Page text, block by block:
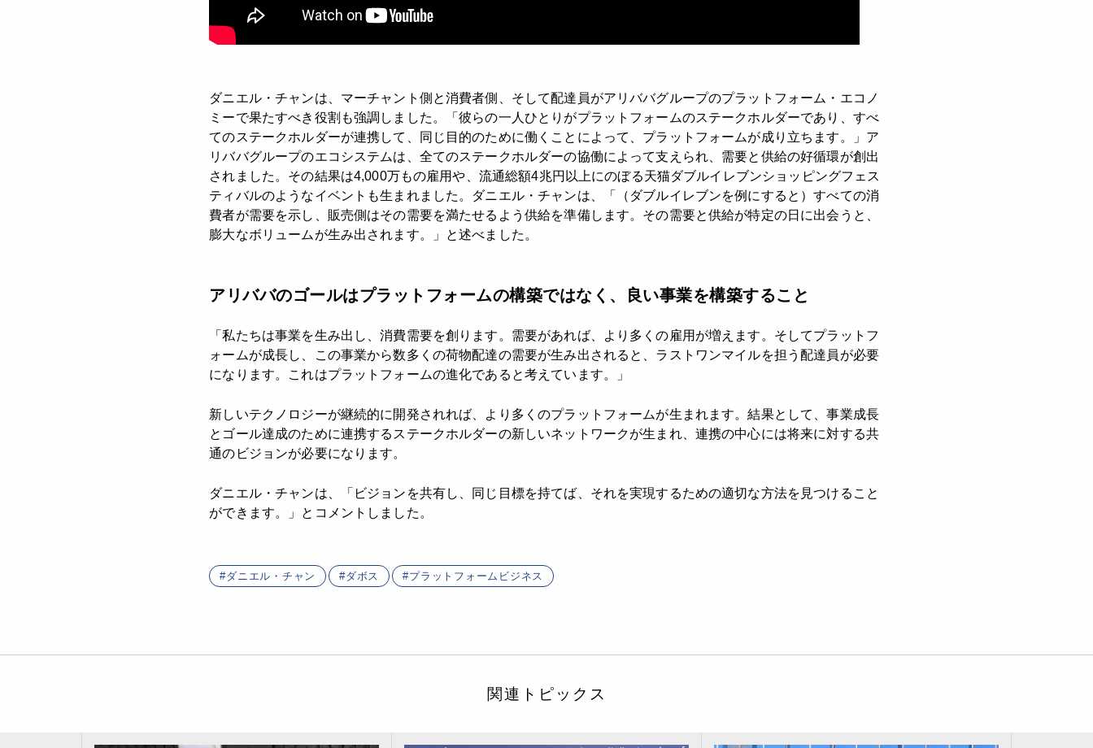
ダニエル・チャンは、マーチャント側と消費者側、そして配達員がアリババグループのプラットフォーム・エコノ
ミーで果たすべき役割も強調しました。「彼らの一人ひとりがプラットフォームのステークホルダーであり、すべ
てのステークホルダーが連携して、同じ目的のために働くことによって、プラットフォームが成り立ちます。」ア
リババグループのエコシステムは、全てのステークホルダーの協働によって支えられ、需要と供給の好循環が創出
されました。その結果は4,000万もの雇用や、流通総額4兆円以上にのぼる天猫ダブルイレブンショッピングフェス
ティバルのようなイベントも生まれました。ダニエル・チャンは、「（ダブルイレブンを例にすると）すべての消
費者が需要を示し、販売側はその需要を満たせるよう供給を準備します。その需要と供給が特定の日に出会うと、
膨大なボリュームが生み出されます。」と述べました。
アリババのゴールはプラットフォームの構築ではなく、良い事業を構築すること
「私たちは事業を生み出し、消費需要を創ります。需要があれば、より多くの雇用が増えます。そしてプラットフ
ォームが成長し、この事業から数多くの荷物配達の需要が生み出されると、ラストワンマイルを担う配達員が必要
になります。これはプラットフォームの進化であると考えています。」
新しいテクノロジーが継続的に開発されれば、より多くのプラットフォームが生まれます。結果として、事業成長
とゴール達成のために連携するステークホルダーの新しいネットワークが生まれ、連携の中心には将来に対する共
通のビジョンが必要になります。
ダニエル・チャンは、「ビジョンを共有し、同じ目標を持てば、それを実現するための適切な方法を見つけること
ができます。」とコメントしました。
ダニエル・チャン ダボス プラットフォームビジネス
関連トピックス